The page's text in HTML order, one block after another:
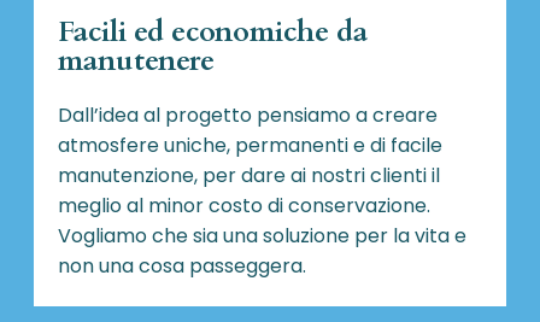
Facili ed economiche da
manutenere
Dall’idea al progetto pensiamo a creare
atmosfere uniche, permanenti e di facile
manutenzione, per dare ai nostri clienti il
meglio al minor costo di conservazione.
Vogliamo che sia una soluzione per la vita e
non una cosa passeggera.